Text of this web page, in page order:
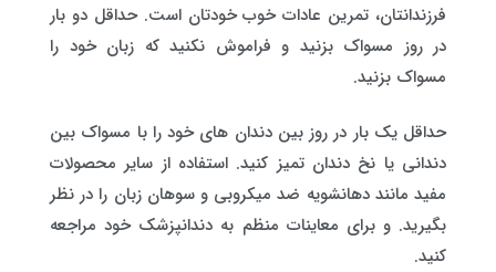
فرزندانتان، تمرین عادات خوب خودتان است. حداقل دو بار
در روز مسواک بزنید و فراموش نکنید که زبان خود را
مسواک بزنید.
حداقل یک بار در روز بین دندان های خود را با مسواک بین
دندانی یا نخ دندان تمیز کنید. استفاده از سایر محصولات
مفید مانند دهانشویه ضد میکروبی و سوهان زبان را در نظر
بگیرید. و برای معاینات منظم به دندانپزشک خود مراجعه
کنید.